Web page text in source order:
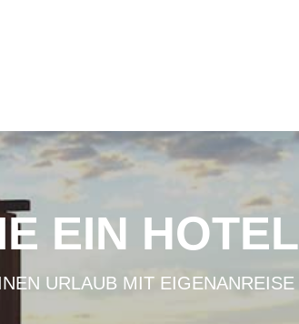
EIN HOTEL
URLAUB MIT EIGENANREISE